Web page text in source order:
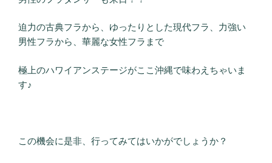
迫力の古典フラから、ゆったりとした現代フラ、力強い
男性フラから、華麗な女性フラまで
極上のハワイアンステージがここ沖縄で味わえちゃいま
す♪
この機会に是非、行ってみてはいかがでしょうか？